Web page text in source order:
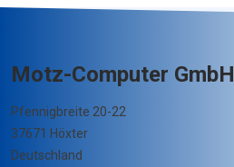
Motz-Computer GmbH
Pfennigbreite 20-22
37671 Höxter
Deutschland